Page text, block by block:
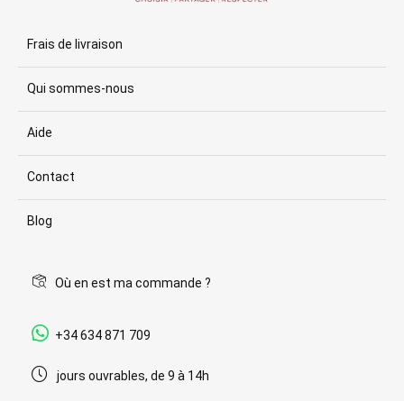
Frais de livraison
Qui sommes-nous
Aide
Contact
Blog
Où en est ma commande ?
+34 634 871 709
jours ouvrables, de 9 à 14h